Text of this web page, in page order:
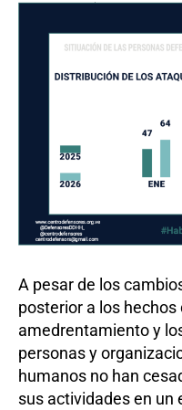
A pesar de los
posterior a los hechos
amedrentamiento y
personas y
humanos no han
sus actividades en un